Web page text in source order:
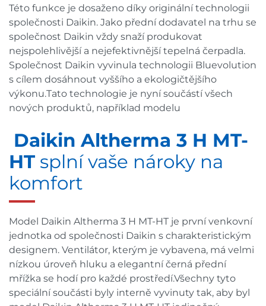
Této funkce je dosaženo díky originální technologii
společnosti Daikin. Jako přední dodavatel na trhu se
společnost Daikin vždy snaží produkovat
nejspolehlivější a nejefektivnější tepelná čerpadla.
Společnost Daikin vyvinula technologii Bluevolution
s cílem dosáhnout vyššího a ekologičtějšího
výkonu.Tato technologie je nyní součástí všech
nových produktů, například modelu
Daikin Altherma 3 H MT-
HT splní vaše nároky na
komfort
Model Daikin Altherma 3 H MT-HT je první venkovní
jednotka od společnosti Daikin s charakteristickým
designem. Ventilátor, kterým je vybavena, má velmi
nízkou úroveň hluku a elegantní černá přední
mřížka se hodí pro každé prostředí.Všechny tyto
speciální součásti byly interně vyvinuty tak, aby byl